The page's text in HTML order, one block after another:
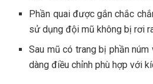
Phần quai được gắn chắc
sử dụng đội mũ không bị rơi
Sau mũ có trang bị phần
dàng điều chỉnh phù hợp với